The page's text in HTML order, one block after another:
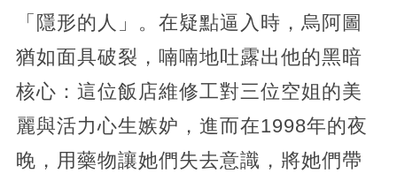
「隱形的人」。在疑點逼入時，烏阿圖
猶如面具破裂，喃喃地吐露出他的黑暗
核心：這位飯店維修工對三位空姐的美
麗與活力心生嫉妒，進而在1998年的夜
晚，用藥物讓她們失去意識，將她們帶